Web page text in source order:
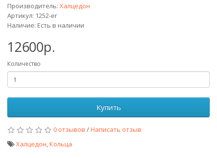
Производитель: Халцедон
Артикул: 1252-er
Наличие: Есть в наличии
12600р.
Количество
Купить
0 отзывов /Написать отзыв
Халцедон,Кольца